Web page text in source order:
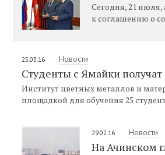
Сегодня, 21
к соглашению о
25.03.16 Новости
Студенты с Ямайки
Институт цветных металлов и
площадкой для обучения 25
29.02.16 Новости
На Ачинском